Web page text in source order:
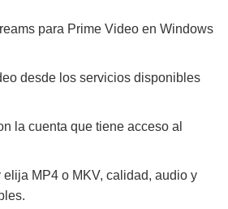
para Prime Video en Windows
desde los servicios disponibles
la cuenta que tiene acceso al
MP4 o MKV, calidad, audio y